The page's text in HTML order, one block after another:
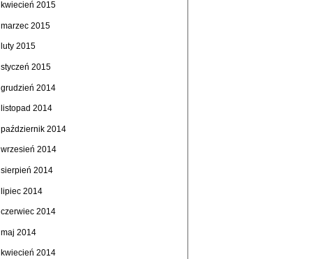
kwiecień 2015
marzec 2015
luty 2015
styczeń 2015
grudzień 2014
listopad 2014
październik 2014
wrzesień 2014
sierpień 2014
lipiec 2014
czerwiec 2014
maj 2014
kwiecień 2014